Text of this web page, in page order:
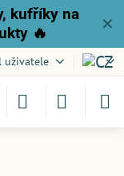
✕
kufříky na
🔥
uživatele